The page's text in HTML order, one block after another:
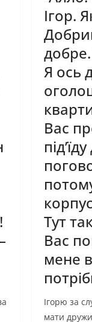
Ігор.
Я ось
Вас
Тут
Вас
мене
Ігорю за
мати